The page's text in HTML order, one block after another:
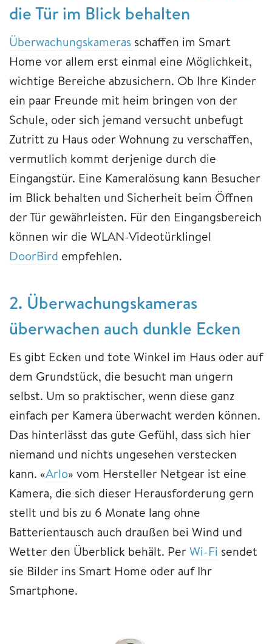
die Tür im Blick behalten
Überwachungskameras schaffen im Smart
Home vor allem erst einmal eine Möglichkeit,
wichtige Bereiche abzusichern. Ob Ihre Kinder
ein paar Freunde mit heim bringen von der
Schule, oder sich jemand versucht unbefugt
Zutritt zu Haus oder Wohnung zu verschaffen,
vermutlich kommt derjenige durch die
Eingangstür. Eine Kameralösung kann Besucher
im Blick behalten und Sicherheit beim Öffnen
der Tür gewährleisten. Für den Eingangsbereich
können wir die WLAN-Videotürklingel
DoorBird empfehlen.
2. Überwachungskameras
überwachen auch dunkle Ecken
Es gibt Ecken und tote Winkel im Haus oder auf
dem Grundstück, die besucht man ungern
selbst. Um so praktischer, wenn diese ganz
einfach per Kamera überwacht werden können.
Das hinterlässt das gute Gefühl, dass sich hier
niemand und nichts ungesehen verstecken
kann. «Arlo» vom Hersteller Netgear ist eine
Kamera, die sich dieser Herausforderung gern
stellt und bis zu 6 Monate lang ohne
Batterientausch auch draußen bei Wind und
Wetter den Überblick behält. PerWi-Fi sendet
sie Bilder ins Smart Home oder auf Ihr
Smartphone.